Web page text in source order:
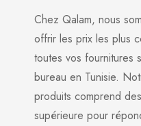
Chez Qalam, nous
offrir les prix les plus
toutes vos fournitures
bureau en Tunisie.
produits comprend
supérieure pour